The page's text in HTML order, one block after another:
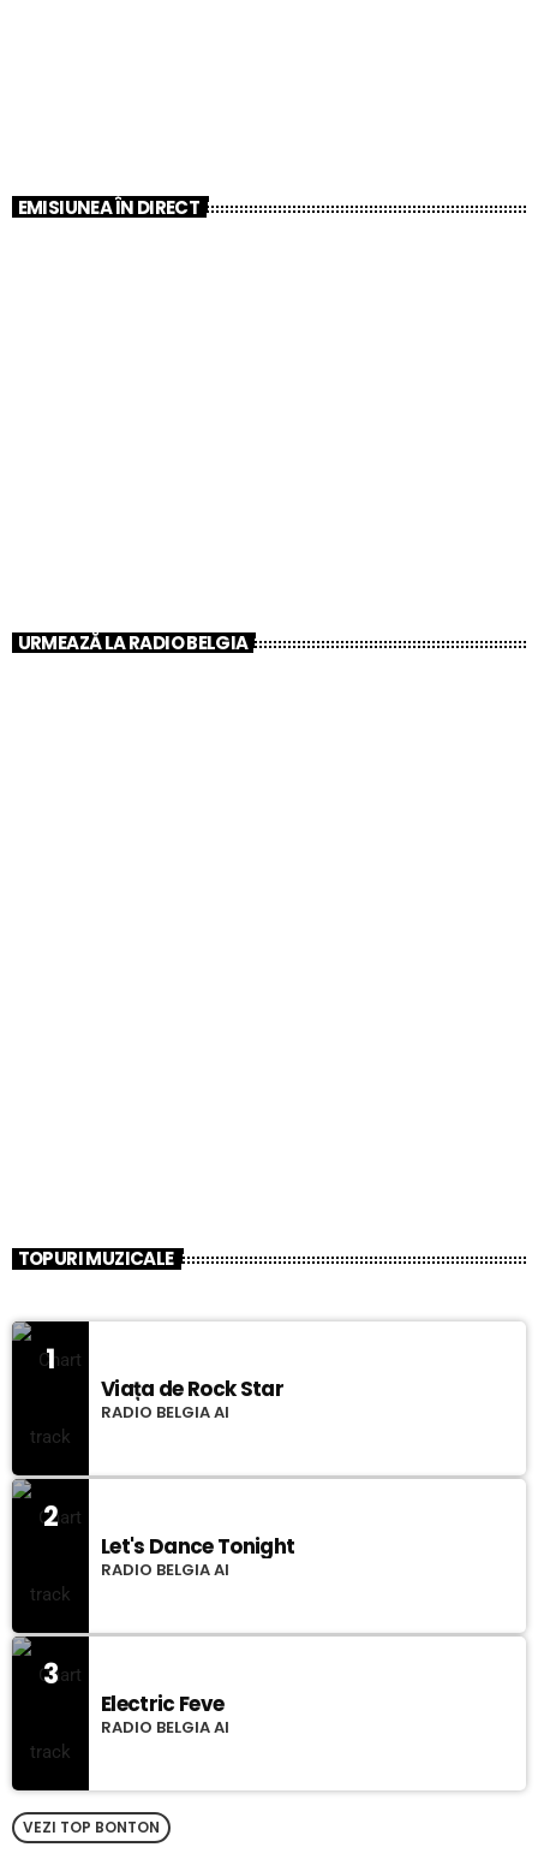
EMISIUNEA ÎN DIRECT
URMEAZĂ LA RADIO BELGIA
TOPURI MUZICALE
1
Viața de Rock Star
RADIO BELGIA AI
2
Let's Dance Tonight
RADIO BELGIA AI
3
Electric Feve
RADIO BELGIA AI
VEZI TOP BONTON